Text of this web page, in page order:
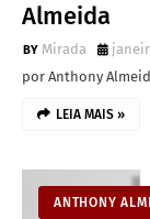
Almeida
Mirada
por Anthony
LEIA MAIS »
ANTHONY